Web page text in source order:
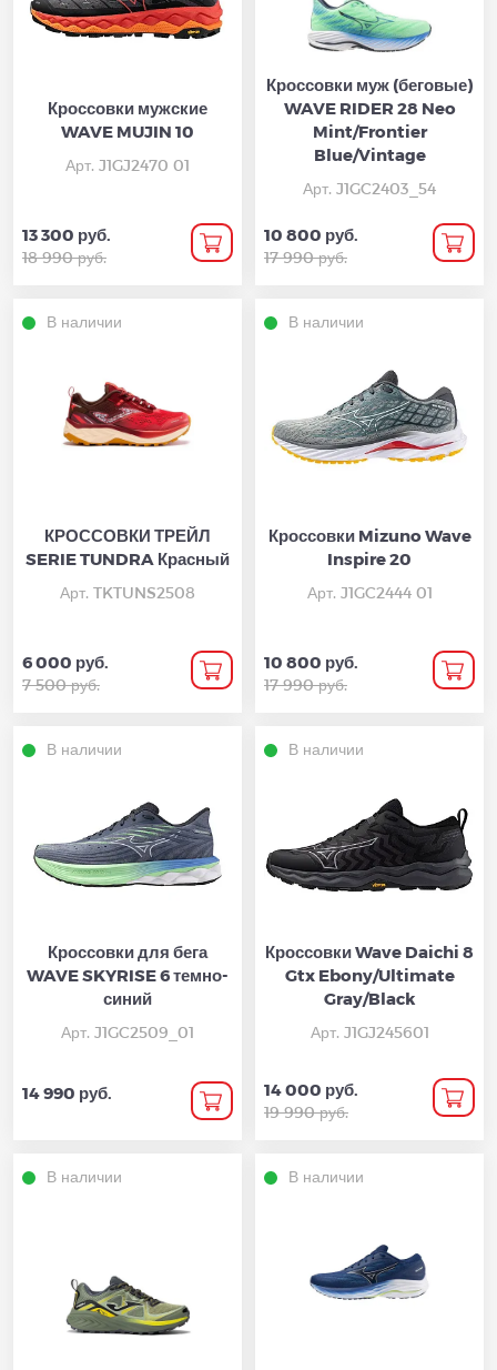
Кроссовки мужские
WAVE MUJIN 10
Арт. J1GJ2470 01
13 300 руб.
18 990 руб.
Кроссовки муж (беговые)
WAVE RIDER 28 Neo
Mint/Frontier
Blue/Vintage
Арт. J1GC2403_54
10 800 руб.
17 990 руб.
В наличии
КРОССОВКИ ТРЕЙЛ
SERIE TUNDRA Красный
Арт. TKTUNS2508
6 000 руб.
7 500 руб.
В наличии
Кроссовки Mizuno Wave
Inspire 20
Арт. J1GC2444 01
10 800 руб.
17 990 руб.
В наличии
Кроссовки для бега
WAVE SKYRISE 6 темно-
синий
Арт. J1GC2509_01
14 990 руб.
В наличии
Кроссовки Wave Daichi 8
Gtx Ebony/Ultimate
Gray/Black
Арт. J1GJ245601
14 000 руб.
19 990 руб.
В наличии В наличии